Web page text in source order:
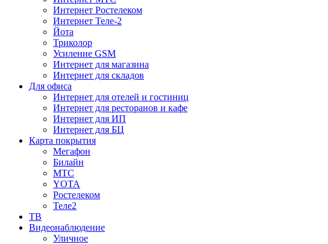
Интернет Ростелеком
Интернет Теле-2
Йота
Триколор
Усиление GSM
Интернет для магазина
Интернет для складов
Для офиса
Интернет для отелей и гостиниц
Интернет для ресторанов и кафе
Интернет для ИП
Интернет для БЦ
Карта покрытия
Мегафон
Билайн
МТС
YOTA
Ростелеком
Теле2
ТВ
Видеонаблюдение
Уличное